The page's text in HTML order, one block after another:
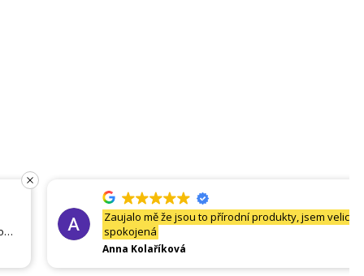
Zaujalo mě že jsou to přírodní produkty, jsem velice
spokojená
Anna Kolaříková